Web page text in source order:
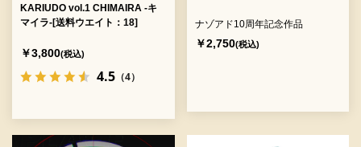
KARIUDO vol.1 CHIMAIRA -キ
マイラ-[送料ウエイト：18]
￥3,800(税込)
4.5 （4）
ナゾアド10周年記念作品
￥2,750(税込)